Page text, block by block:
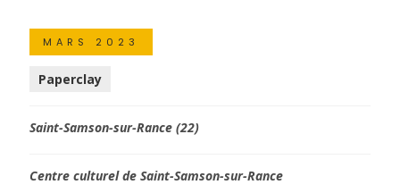
MARS 2023
Paperclay
Saint-Samson-sur-Rance (22)
Centre culturel de Saint-Samson-sur-Rance